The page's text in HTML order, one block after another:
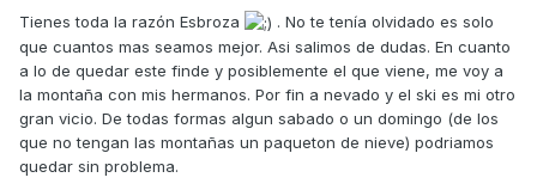
Tienes toda la razón Esbroza
. No te tenía olvidado es solo
que cuantos mas seamos mejor. Asi salimos de dudas. En cuanto
a lo de quedar este finde y posiblemente el que viene, me voy a
la montaña con mis hermanos. Por fin a nevado y el ski es mi otro
gran vicio. De todas formas algun sabado o un domingo (de los
que no tengan las montañas un paqueton de nieve) podriamos
quedar sin problema.